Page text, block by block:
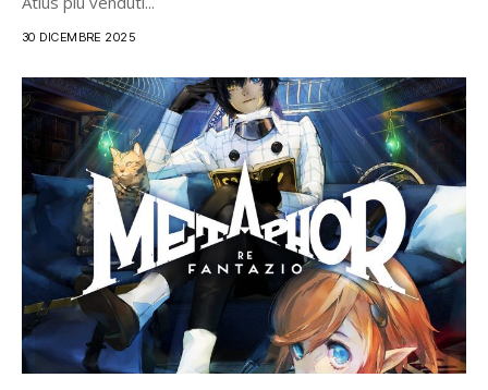
30 DICEMBRE 2025